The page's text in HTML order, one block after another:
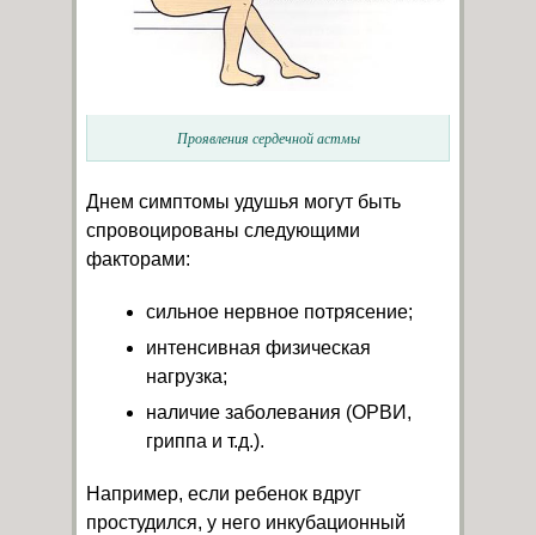
Проявления сердечной астмы
Днем симптомы удушья могут быть
спровоцированы следующими
факторами:
сильное нервное потрясение;
интенсивная физическая
нагрузка;
наличие заболевания (ОРВИ,
гриппа и т.д.).
Например, если ребенок вдруг
простудился, у него инкубационный